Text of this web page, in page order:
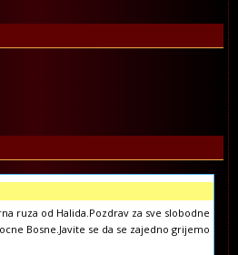
ruza od Halida.Pozdrav za sve slobodne
Bosne.Javite se da se zajedno grijemo